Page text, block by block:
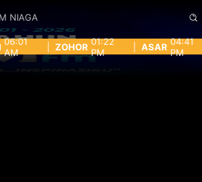
NIAGA
06:01
AM
ZOHOR 01:22
PM
ASAR 04:41
PM